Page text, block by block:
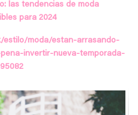
las tendencias de moda
para 2024
estilo/moda/estan-arrasando-
invertir-nueva-temporada-